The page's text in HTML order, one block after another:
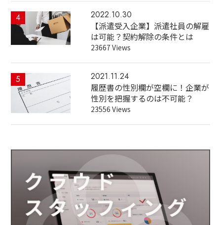
4 2022.10.30
【派遣受入企業】派遣社員の解雇
は可能？契約解除の条件とは
23667 Views
5 2021.11.24
履歴書の性別欄が空欄に！企業が
性別を把握するのは不可能？
23556 Views